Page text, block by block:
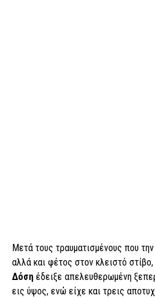
Μετά τους τραυματισμένους που
αλλά και φέτος στον κλειστό στίβο,
Δόση έδειξε απελευθερωμένη
εις ύψος, ενώ είχε και τρεις